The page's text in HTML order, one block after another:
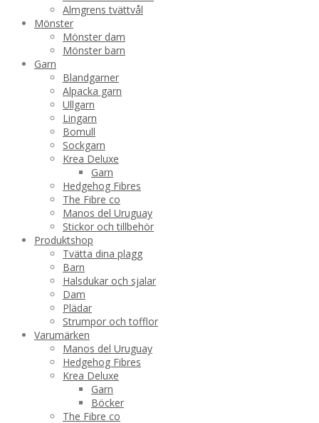
Almgrens tvättvål
Mönster
Mönster dam
Mönster barn
Garn
Blandgarner
Alpacka garn
Ullgarn
Lingarn
Bomull
Sockgarn
Krea Deluxe
Garn
Hedgehog Fibres
The Fibre co
Manos del Uruguay
Stickor och tillbehör
Produktshop
Tvätta dina plagg
Barn
Halsdukar och sjalar
Dam
Plädar
Strumpor och tofflor
Varumärken
Manos del Uruguay
Hedgehog Fibres
Krea Deluxe
Garn
Böcker
The Fibre co